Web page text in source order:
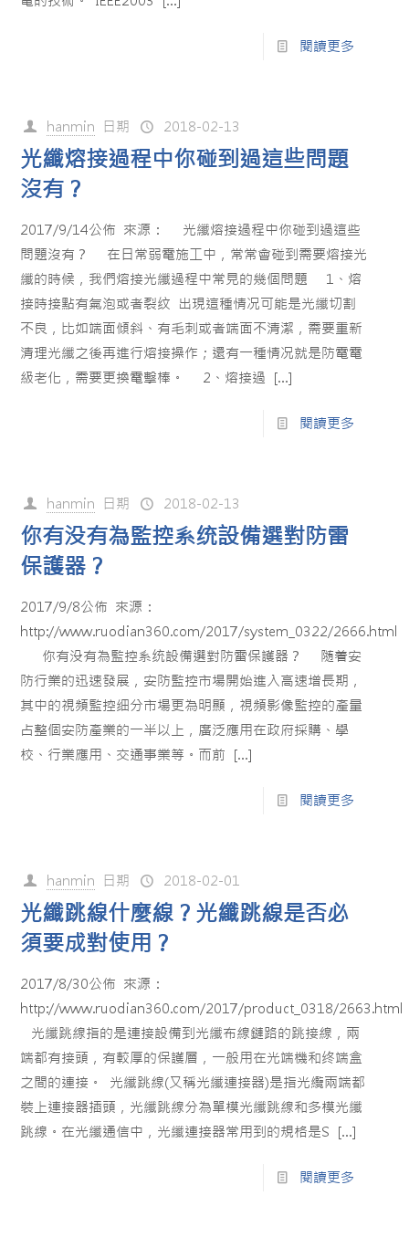
閱讀更多
hanmin 日期 2018-02-13
光纖熔接過程中你碰到過這些問題
沒有？
2017/9/14公佈 來源： 光纖熔接過程中你碰到過這些
問題沒有？ 在日常弱電施工中，常常會碰到需要熔接光
纖的時候，我們熔接光纖過程中常見的幾個問題 1、熔
接時接點有氣泡或者裂纹 出現這種情况可能是光纖切割
不良，比如端面傾斜、有毛刺或者端面不清潔，需要重新
清理光纖之後再進行熔接操作；還有一種情况就是防電電
級老化，需要更換電擊棒。 2、熔接過 […]
閱讀更多
hanmin 日期 2018-02-13
你有没有為監控系统設備選對防雷
保護器？
2017/9/8公佈 來源：
http://www.ruodian360.com/2017/system_0322/2666.html
你有没有為監控系统設備選對防雷保護器？ 随着安
防行業的迅速發展，安防監控市場開始進入高速增長期，
其中的視頻監控细分市場更為明顯，視頻影像監控的產量
占整個安防產業的一半以上，廣泛應用在政府採購、學
校、行業應用、交通事業等。而前 […]
閱讀更多
hanmin 日期 2018-02-01
光纖跳線什麼線？光纖跳線是否必
須要成對使用？
2017/8/30公佈 來源：
http://www.ruodian360.com/2017/product_0318/2663.html
光纖跳線指的是連接設備到光纖布線鏈路的跳接線，兩
端都有接頭，有較厚的保護層，一般用在光端機和终端盒
之間的連接。 光纖跳線(又稱光纖連接器)是指光纜兩端都
裝上連接器插頭，光纖跳線分為單模光纖跳線和多模光纖
跳線。在光纖通信中，光纖連接器常用到的規格是S […]
閱讀更多